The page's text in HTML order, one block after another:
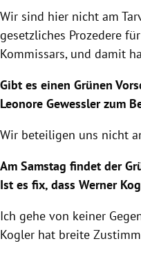
Wir sind hier nicht am
gesetzliches Prozedere
Kommissars, und damit
Gibt es einen Grünen
Leonore Gewessler zum
Wir beteiligen uns nicht
Am Samstag findet der
Ist es fix, dass Werner
Ich gehe von keiner
Kogler hat breite